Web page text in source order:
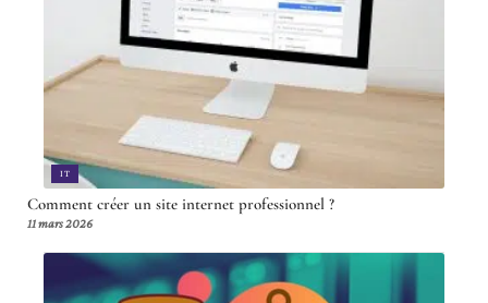
IT
Comment créer un site internet professionnel ?
11 mars 2026